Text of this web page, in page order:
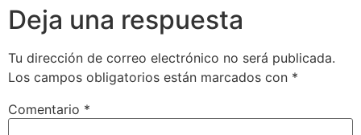
Deja una respuesta
Tu dirección de correo electrónico no será publicada.
Los campos obligatorios están marcados con *
Comentario *